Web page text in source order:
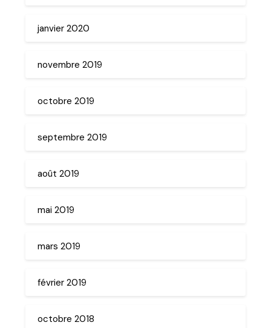
janvier 2020
novembre 2019
octobre 2019
septembre 2019
août 2019
mai 2019
mars 2019
février 2019
octobre 2018